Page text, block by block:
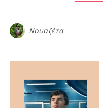
Νουαζέτα